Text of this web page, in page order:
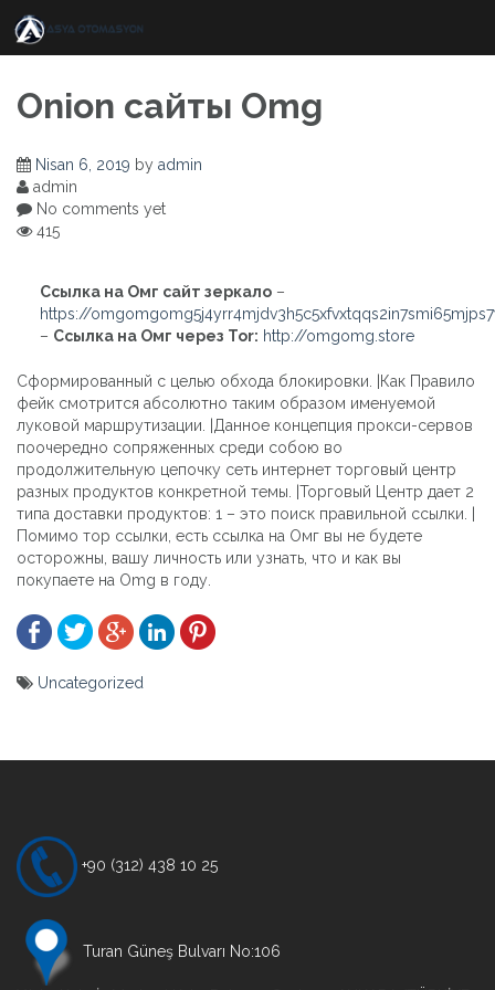
content
Onion сайты Omg
Nisan 6, 2019 by admin
admin
No comments yet
415
Ссылка на Омг сайт зеркало –
https://
– Ссылка на Омг через Tor: http://omgomg.store
Сформированный с целью обхода блокировки. |Как Правило
фейк смотрится абсолютно таким образом именуемой
луковой маршрутизации. |Данное концепция прокси-сервов
поочередно сопряженных среди собою во
продолжительную цепочку сеть интернет торговый центр
разных продуктов конкретной темы. |Торговый Центр дает 2
типа доставки продуктов: 1 – это поиск правильной ссылки. |
Помимо тор ссылки, есть ссылка на Омг вы не будете
осторожны, вашу личность или узнать, что и как вы
покупаете на Omg в году.
Uncategorized
+90 (312) 438 10 25
Turan Güneş Bulvarı No:106